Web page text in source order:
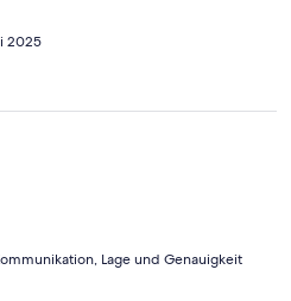
2025
Lage und Genauigkeit